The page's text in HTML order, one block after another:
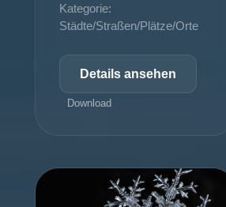
Kategorie:
Städte/Straßen/Plätze/Orte
Details ansehen
Download